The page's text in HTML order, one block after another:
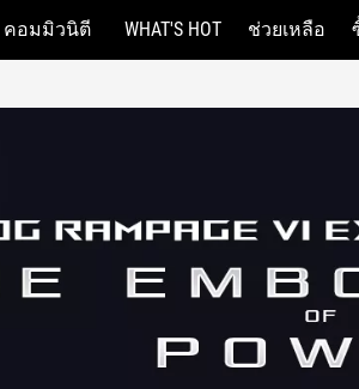
คอมมิวนิตี WHAT'S HOT ช่วยเหลือ